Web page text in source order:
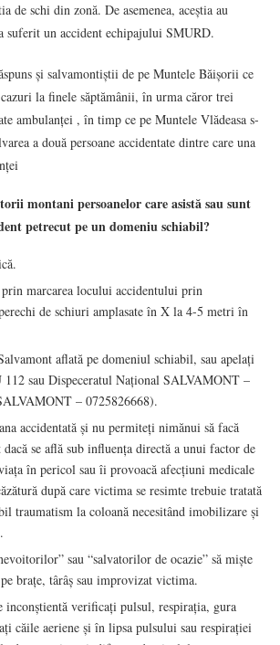
de schi din zonă. De asemenea, aceștia au
suferit un accident echipajului SMURD.
și salvamontiștii de pe Muntele Băișorii ce
la finele săptămânii, în urma căror trei
ambulanței , în timp ce pe Muntele Vlădeasa s-
a două persoane accidentate dintre care una
montani persoanelor care asistă sau sunt
petrecut pe un domeniu schiabil?
marcarea locului accidentului prin
de schiuri amplasate în X la 4-5 metri în
aflată pe domeniul schiabil, sau apelați
112 sau Dispeceratul Național SALVAMONT –
– 0725826668).
accidentată și nu permiteți nimănui să facă
dacă se află sub influența directă a unui factor de
în pericol sau îi provoacă afecțiuni medicale
după care victima se resimte trebuie tratată
traumatism la coloană necesitând imobilizare și
sau “salvatorilor de ocazie” să miște
brațe, târâș sau improvizat victima.
inconștientă verificați pulsul, respirația, gura
căile aeriene și în lipsa pulsului sau respirației